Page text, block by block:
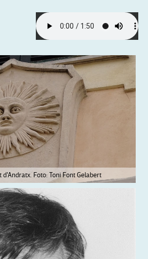
Foto: Toni Font Gelabert